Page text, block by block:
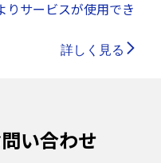
サービスが使用でき
詳しく見る
い合わせ